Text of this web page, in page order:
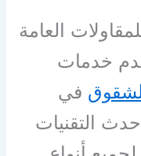
العامة
خدمات
في
التقنيات